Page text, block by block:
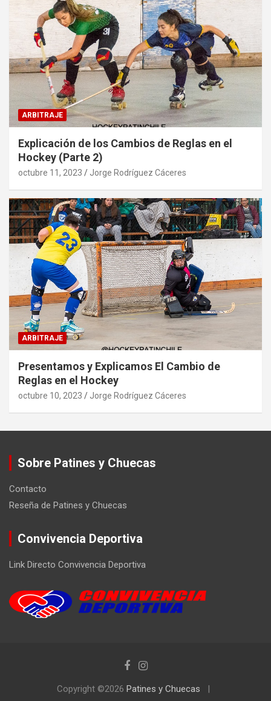
ARBITRAJE
Explicación de los Cambios de Reglas en el
Hockey (Parte 2)
octubre 11, 2023 Jorge Rodríguez Cáceres
ARBITRAJE
Presentamos y Explicamos El Cambio de
Reglas en el Hockey
octubre 10, 2023 Jorge Rodríguez Cáceres
Sobre Patines y Chuecas
Contacto
Reseña de Patines y Chuecas
Convivencia Deportiva
Link Directo Convivencia Deportiva
Copyright ©2026 Patines y Chuecas